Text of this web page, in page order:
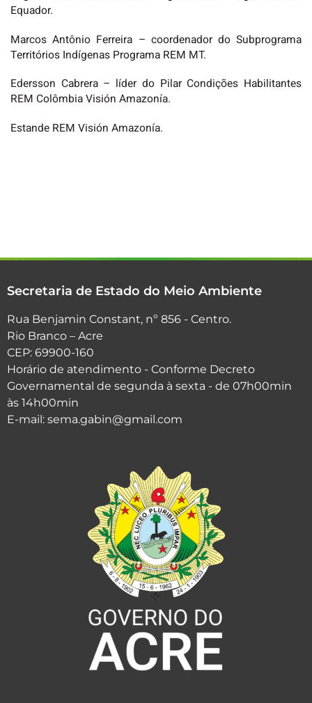
Equador.
Marcos Antônio Ferreira – coordenador do Subprograma
Territórios Indígenas Programa REM MT.
Edersson Cabrera – líder do Pilar Condições Habilitantes
REM Colômbia Visión Amazonía.
Estande REM Visión Amazonía.
Secretaria de Estado do Meio Ambiente
Rua Benjamin Constant, nº 856 - Centro.
Rio Branco – Acre
CEP: 69900-160
Horário de atendimento - Conforme Decreto
Governamental de segunda à sexta - de 07h00min
às 14h00min
E-mail: sema.gabin@gmail.com